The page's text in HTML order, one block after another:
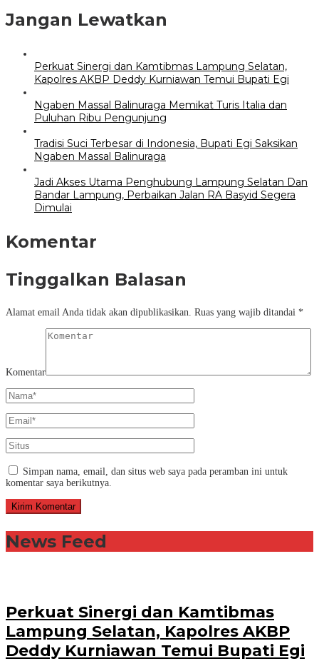
Jangan Lewatkan
Perkuat Sinergi dan Kamtibmas Lampung Selatan,
Kapolres AKBP Deddy Kurniawan Temui Bupati Egi
Ngaben Massal Balinuraga Memikat Turis Italia dan
Puluhan Ribu Pengunjung
Tradisi Suci Terbesar di Indonesia, Bupati Egi Saksikan
Ngaben Massal Balinuraga
Jadi Akses Utama Penghubung Lampung Selatan Dan
Bandar Lampung, Perbaikan Jalan RA Basyid Segera
Dimulai
Komentar
Tinggalkan Balasan
Alamat email Anda tidak akan dipublikasikan. Ruas yang wajib ditandai *
Komentar
Simpan nama, email, dan situs web saya pada peramban ini untuk
komentar saya berikutnya.
News Feed
Perkuat Sinergi dan Kamtibmas
Lampung Selatan, Kapolres AKBP
Deddy Kurniawan Temui Bupati Egi